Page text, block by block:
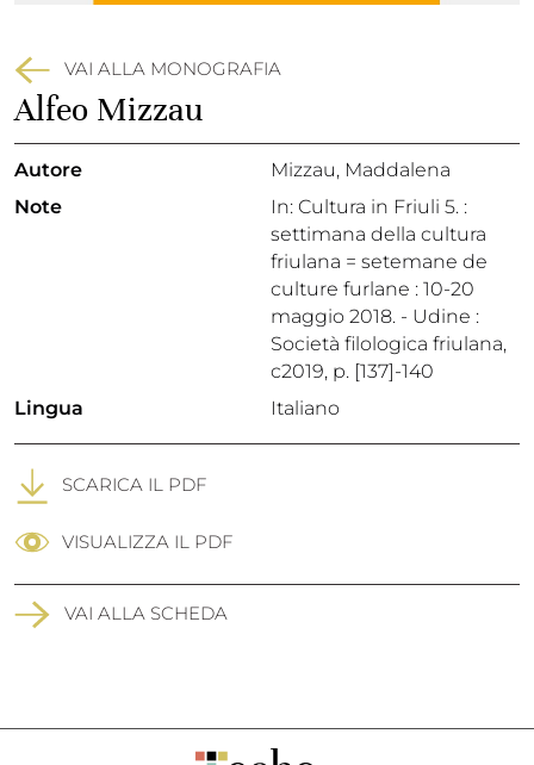
VAI ALLA MONOGRAFIA
Alfeo Mizzau
Autore
Mizzau, Maddalena
Note
In: Cultura in Friuli 5. :
settimana della cultura
friulana = setemane de
culture furlane : 10-20
maggio 2018. - Udine :
Società filologica friulana,
c2019, p. [137]-140
Lingua
Italiano
SCARICA IL PDF
VISUALIZZA IL PDF
VAI ALLA SCHEDA